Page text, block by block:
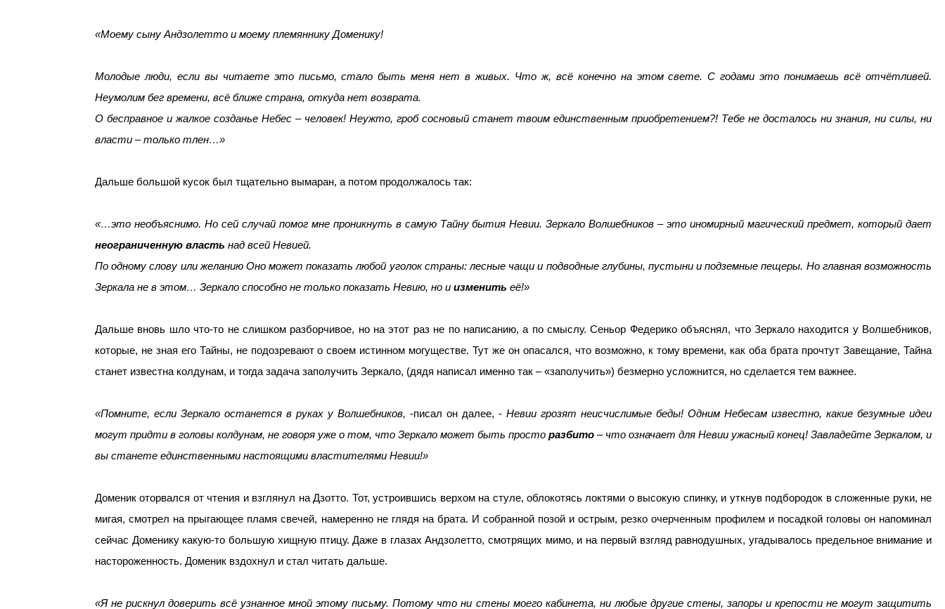
«Моему сыну Андзолетто и моему племяннику Доменику!
Молодые люди, если вы читаете это письмо, стало быть меня нет в живых. Что ж, всё конечно на этом свете. С годами это понимаешь всё отчётливей.
Неумолим бег времени, всё ближе страна, откуда нет возврата.
О бесправное и жалкое созданье Небес – человек! Неужто, гроб сосновый станет твоим единственным приобретением?! Тебе не досталось ни знания, ни силы, ни
власти – только тлен…»
Дальше большой кусок был тщательно вымаран, а потом продолжалось так:
«…это необъяснимо. Но сей случай помог мне проникнуть в самую Тайну бытия Невии. Зеркало Волшебников – это иномирный магический предмет, который дает
неограниченную власть над всей Невией.
По одному слову или желанию Оно может показать любой уголок страны: лесные чащи и подводные глубины, пустыни и подземные пещеры. Но главная возможность
Зеркала не в этом… Зеркало способно не только показать Невию, но и изменить её!»
Дальше вновь шло что-то не слишком разборчивое, но на этот раз не по написанию, а по смыслу. Сеньор Федерико объяснял, что Зеркало находится у Волшебников,
которые, не зная его Тайны, не подозревают о своем истинном могуществе. Тут же он опасался, что возможно, к тому времени, как оба брата прочтут Завещание, Тайна
станет известна колдунам, и тогда задача заполучить Зеркало, (дядя написал именно так – «заполучить») безмерно усложнится, но сделается тем важнее.
«Помните, если Зеркало останется в руках у Волшебников, -писал он далее, - Невии грозят неисчислимые беды! Одним Небесам известно, какие безумные идеи
могут придти в головы колдунам, не говоря уже о том, что Зеркало может быть просто разбито – что означает для Невии ужасный конец! Завладейте Зеркалом, и
вы станете единственными настоящими властителями Невии!»
Доменик оторвался от чтения и взглянул на Дзотто. Тот, устроившись верхом на стуле, облокотясь локтями о высокую спинку, и уткнув подбородок в сложенные руки, не
мигая, смотрел на прыгающее пламя свечей, намеренно не глядя на брата. И собранной позой и острым, резко очерченным профилем и посадкой головы он напоминал
сейчас Доменику какую-то большую хищную птицу. Даже в глазах Андзолетто, смотрящих мимо, и на первый взгляд равнодушных, угадывалось предельное внимание и
настороженность. Доменик вздохнул и стал читать дальше.
«Я не рискнул доверить всё узнанное мной этому письму. Потому что ни стены моего кабинета, ни любые другие стены, запоры и крепости не могут защитить